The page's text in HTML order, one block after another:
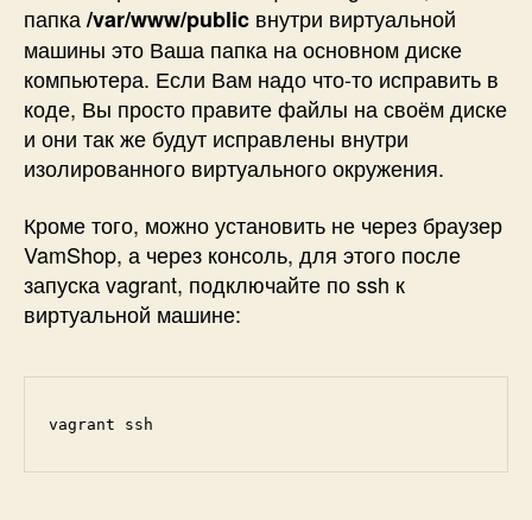
папка/var/www/public внутри виртуальной
машины это Ваша папка на основном диске
компьютера. Если Вам надо что-то исправить в
коде, Вы просто правите файлы на своём диске
и они так же будут исправлены внутри
изолированного виртуального окружения.
Кроме того, можно установить не через браузер
VamShop, а через консоль, для этого после
запуска vagrant, подключайте по ssh к
виртуальной машине:
vagrant ssh